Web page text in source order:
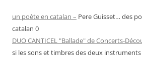
un poète en catalan – Pere Guisset… des
catalan 0
DUO CANTICEL "Ballade" de Concerts-
si les sons et timbres des deux instruments